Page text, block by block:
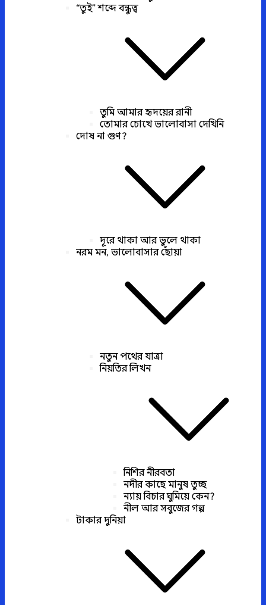
“তুই” শব্দে বন্ধুত্ব
তুমি আমার হৃদয়ের রানী
তোমার চোখে ভালোবাসা দেখিনি
দোষ না গুণ?
দূরে থাকা আর ভুলে থাকা
নরম মন, ভালোবাসার ছোঁয়া
নতুন পথের যাত্রা
নিয়তির লিখন
নিশির নীরবতা
নদীর কাছে মানুষ তুচ্ছ
ন্যায় বিচার ঘুমিয়ে কেন?
নীল আর সবুজের গল্প
টাকার দুনিয়া